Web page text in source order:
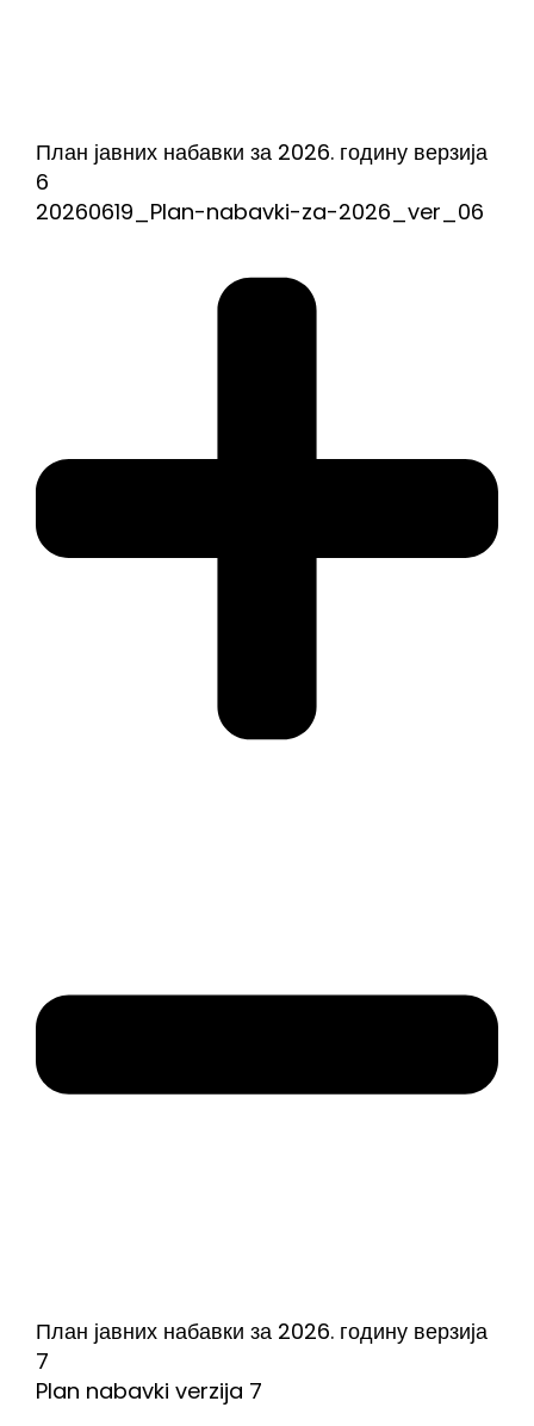
План јавних набавки за 2026. годину верзија
6
20260619_Plan-nabavki-za-2026_ver_06
План јавних набавки за 2026. годину верзија
7
Plan nabavki verzija 7